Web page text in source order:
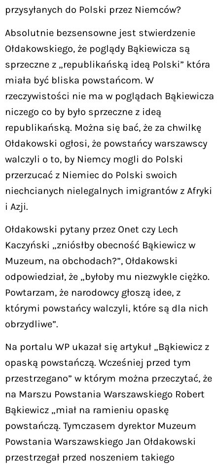
przysyłanych do Polski przez Niemców?
Absolutnie bezsensowne jest stwierdzenie
Ołdakowskiego, że poglądy Bąkiewicza są
sprzeczne z „republikańską ideą Polski” która
miała być bliska powstańcom. W
rzeczywistości nie ma w poglądach Bąkiewicza
niczego co by było sprzeczne z ideą
republikańską. Można się bać, że za chwilkę
Ołdakowski ogłosi, że powstańcy warszawscy
walczyli o to, by Niemcy mogli do Polski
przerzucać z Niemiec do Polski swoich
niechcianych nielegalnych imigrantów z Afryki
i Azji.
Ołdakowski pytany przez Onet czy Lech
Kaczyński „zniósłby obecność Bąkiewicz w
Muzeum, na obchodach?”, Ołdakowski
odpowiedział, że „byłoby mu niezwykle ciężko.
Powtarzam, że narodowcy głoszą idee, z
którymi powstańcy walczyli, które są dla nich
obrzydliwe”.
Na portalu WP ukazał się artykuł „Bąkiewicz z
opaską powstańczą. Wcześniej przed tym
przestrzegano” w którym można przeczytać, że
na Marszu Powstania Warszawskiego Robert
Bąkiewicz „miał na ramieniu opaskę
powstańczą. Tymczasem dyrektor Muzeum
Powstania Warszawskiego Jan Ołdakowski
przestrzegał przed noszeniem takiego